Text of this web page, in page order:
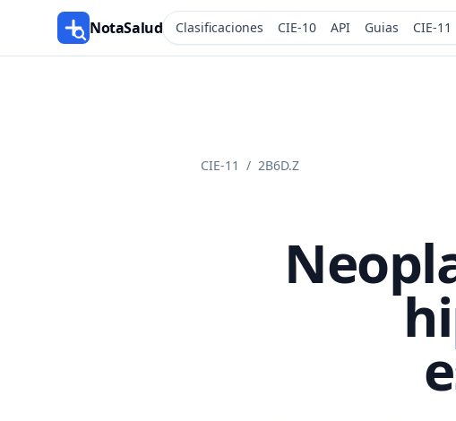
NotaSalud Clasificaciones CIE-10 API Guias CIE-11
CIE-11 / 2B6D.Z